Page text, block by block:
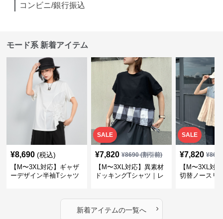
コンビニ/銀行振込
モード系 新着アイテム
¥8,690 (税込)
【M〜3XL対応】ギャザ
ーデザイン半袖Tシャツ
SALE
¥7,820 ¥8690(割引前)
【M〜3XL対応】異素材
ドッキングTシャツ｜レ
カバー・大人モード
SALE
¥7,820 ¥
【M〜3XL対
切替ノースリ
新着アイテムの一覧へ ›